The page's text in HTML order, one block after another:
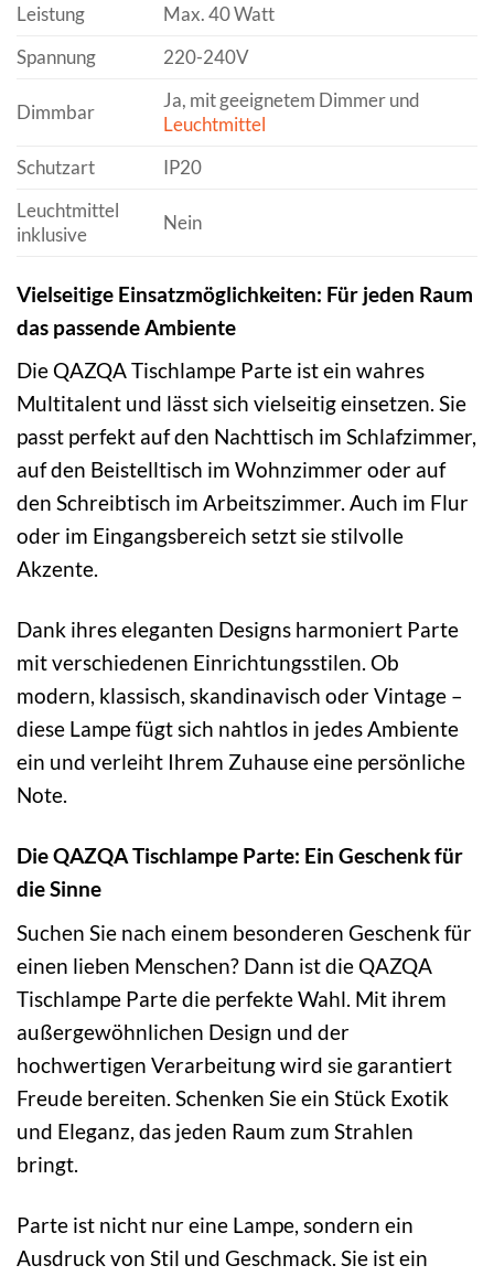
Leistung
Max. 40 Watt
Spannung
220-240V
Dimmbar
Ja, mit geeignetem Dimmer und
Leuchtmittel
Schutzart
IP20
Leuchtmittel
inklusive
Nein
Vielseitige Einsatzmöglichkeiten: Für jeden Raum
das passende Ambiente
Die QAZQA Tischlampe Parte ist ein wahres
Multitalent und lässt sich vielseitig einsetzen. Sie
passt perfekt auf den Nachttisch im Schlafzimmer,
auf den Beistelltisch im Wohnzimmer oder auf
den Schreibtisch im Arbeitszimmer. Auch im Flur
oder im Eingangsbereich setzt sie stilvolle
Akzente.
Dank ihres eleganten Designs harmoniert Parte
mit verschiedenen Einrichtungsstilen. Ob
modern, klassisch, skandinavisch oder Vintage –
diese Lampe fügt sich nahtlos in jedes Ambiente
ein und verleiht Ihrem Zuhause eine persönliche
Note.
Die QAZQA Tischlampe Parte: Ein Geschenk für
die Sinne
Suchen Sie nach einem besonderen Geschenk für
einen lieben Menschen? Dann ist die QAZQA
Tischlampe Parte die perfekte Wahl. Mit ihrem
außergewöhnlichen Design und der
hochwertigen Verarbeitung wird sie garantiert
Freude bereiten. Schenken Sie ein Stück Exotik
und Eleganz, das jeden Raum zum Strahlen
bringt.
Parte ist nicht nur eine Lampe, sondern ein
Ausdruck von Stil und Geschmack. Sie ist ein